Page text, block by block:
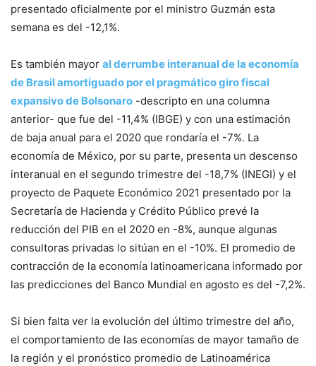
presentado oficialmente por el ministro Guzmán esta
semana es del -12,1%.
Es también mayor al derrumbe interanual de la economía
de Brasil amortiguado por el pragmático giro fiscal
expansivo de Bolsonaro -descripto en una columna
anterior- que fue del -11,4% (IBGE) y con una estimación
de baja anual para el 2020 que rondaría el -7%. La
economía de México, por su parte, presenta un descenso
interanual en el segundo trimestre del -18,7% (INEGI) y el
proyecto de Paquete Económico 2021 presentado por la
Secretaría de Hacienda y Crédito Público prevé la
reducción del PIB en el 2020 en -8%, aunque algunas
consultoras privadas lo sitúan en el -10%. El promedio de
contracción de la economía latinoamericana informado por
las predicciones del Banco Mundial en agosto es del -7,2%.
Si bien falta ver la evolución del último trimestre del año,
el comportamiento de las economías de mayor tamaño de
la región y el pronóstico promedio de Latinoamérica